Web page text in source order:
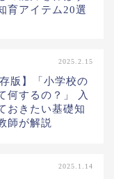
育アイテム20選
2025.2.15
版】「小学校の
何するの？」 入
おきたい基礎知
師が解説
2025.1.14